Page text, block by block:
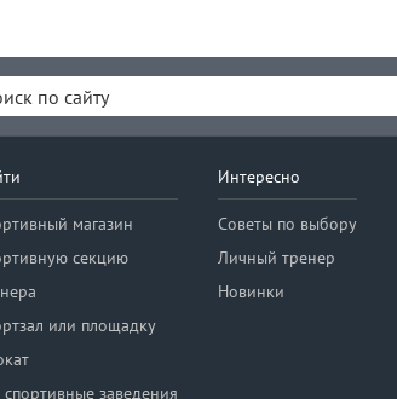
магазин
секцию
или площадку
спортивные заведения
Интересно
Советы по выбору
Личный тренер
Новинки